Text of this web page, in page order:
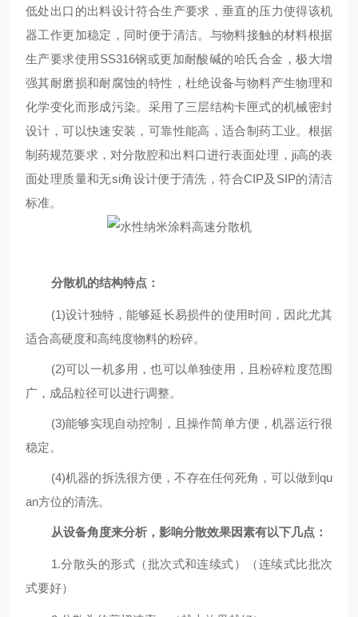
低处出口的出料设计符合生产要求，垂直的压力使得该机
器工作更加稳定，同时便于清洁。与物料接触的材料根据
生产要求使用SS316钢或更加耐酸碱的哈氏合金，极大增
强其耐磨损和耐腐蚀的特性，杜绝设备与物料产生物理和
化学变化而形成污染。采用了三层结构卡匣式的机械密封
设计，可以快速安装，可靠性能高，适合制药工业。根据
制药规范要求，对分散腔和出料口进行表面处理，ji高的表
面处理质量和无si角设计便于清洗，符合CIP及SIP的清洁
标准。
分散机的结构特点：
(1)设计独特，能够延长易损件的使用时间，因此尤其
适合高硬度和高纯度物料的粉碎。
(2)可以一机多用，也可以单独使用，且粉碎粒度范围
广，成品粒径可以进行调整。
(3)能够实现自动控制，且操作简单方便，机器运行很
稳定。
(4)机器的拆洗很方便，不存在任何死角，可以做到qu
an方位的清洗。
从设备角度来分析，影响分散效果因素有以下几点：
1.分散头的形式（批次式和连续式）（连续式比批次
式要好）